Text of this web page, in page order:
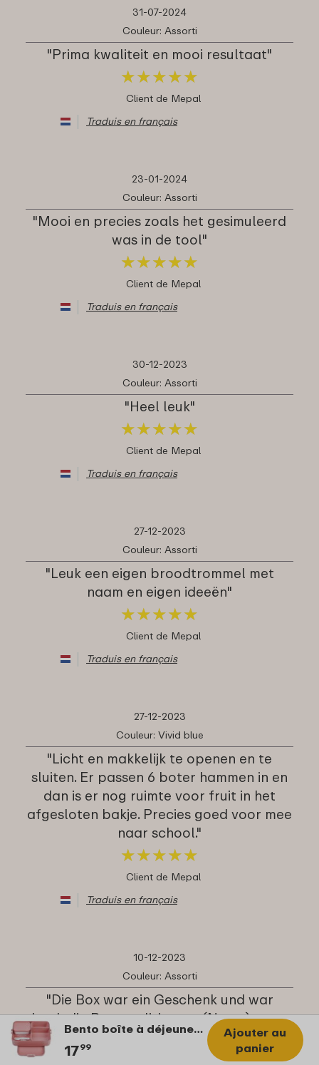
Bento boîte à déjeuner Take a Break large - Vivid mauve
1799
Ajouter au
panier
31-07-2024
Couleur: Assorti
"Prima kwaliteit en mooi resultaat"
★★★★★
★★★★★
Client de Mepal
Traduis en français
23-01-2024
Couleur: Assorti
"Mooi en precies zoals het gesimuleerd
was in de tool"
★★★★★
★★★★★
Client de Mepal
Traduis en français
30-12-2023
Couleur: Assorti
"Heel leuk"
★★★★★
★★★★★
Client de Mepal
Traduis en français
27-12-2023
Couleur: Assorti
"Leuk een eigen broodtrommel met
naam en eigen ideeën"
★★★★★
★★★★★
Client de Mepal
Traduis en français
27-12-2023
Couleur: Vivid blue
"Licht en makkelijk te openen en te
sluiten. Er passen 6 boter hammen in en
dan is er nog ruimte voor fruit in het
afgesloten bakje. Precies goed voor mee
naar school."
★★★★★
★★★★★
Client de Mepal
Traduis en français
10-12-2023
Couleur: Assorti
"Die Box war ein Geschenk und war
durch die Personalisierung (Name) etwas
besonderes."